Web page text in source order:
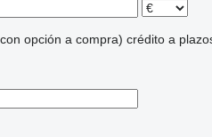
opción a compra) crédito a